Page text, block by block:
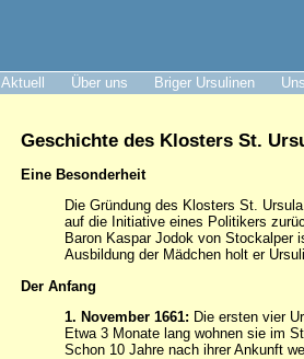
Aktuell Über uns Briger Ursulinen
Geschichte des Klosters St.
Eine Besonderheit
Die Gründung des Klosters St.
auf die Initiative eines Politikers
Baron Kaspar Jodok von Stockalper
Ausbildung der Mädchen holt er
Der Anfang
1. November 1661: Die ersten vier
Etwa 3 Monate lang wohnen sie im
Schon 10 Jahre nach ihrer Ankunft